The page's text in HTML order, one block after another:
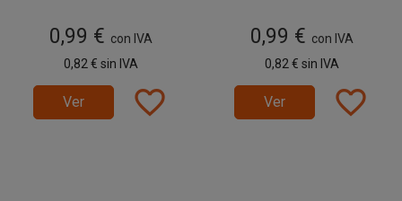
0,99 € con IVA
0,82 € sin IVA
Ver favorite_border
0,99 € con IVA
0,82 € sin IVA
Ver favorite_border